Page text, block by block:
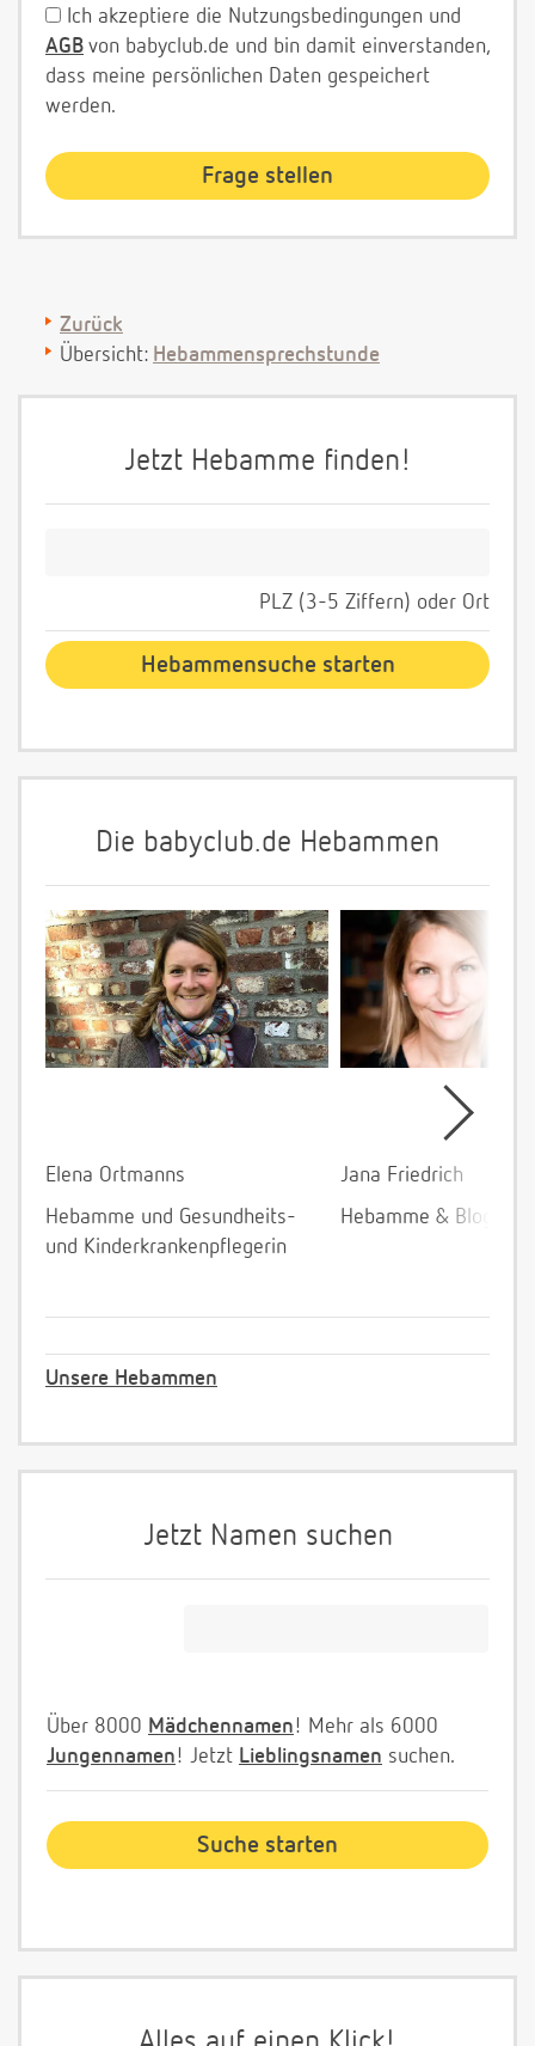
Ich akzeptiere die Nutzungsbedingungen und
AGB von babyclub.de und bin damit einverstanden,
dass meine persönlichen Daten gespeichert
werden.
Zurück
Übersicht: Hebammensprechstunde
Jetzt Hebamme finden!
PLZ (3-5 Ziffern) oder Ort
Die babyclub.de Hebammen
Elena Ortmanns
Hebamme und Gesundheits-
und Kinderkrankenpflegerin
Jana Friedrich
Hebamme &
Unsere Hebammen
Jetzt Namen suchen
Über 8000 Mädchennamen! Mehr als 6000
Jungennamen! Jetzt Lieblingsnamen suchen.